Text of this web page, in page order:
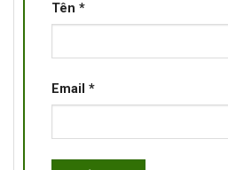
Tên *
Email *